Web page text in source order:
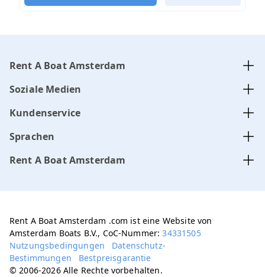
Rent A Boat Amsterdam
Soziale Medien
Kundenservice
Sprachen
Rent A Boat Amsterdam
Rent A Boat Amsterdam .com ist eine Website von
Amsterdam Boats B.V., CoC-Nummer:34331505
Nutzungsbedingungen
Datenschutz-
Bestimmungen
Bestpreisgarantie
© 2006-2026 Alle Rechte vorbehalten.